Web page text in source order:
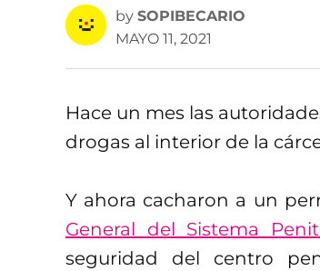
by SOPIBECARIO
MAYO 11, 2021
Hace un mes las
drogas al interior de la
Y ahora cacharon a un
General del Sistema
seguridad del centro